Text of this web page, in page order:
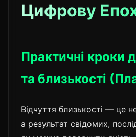
Цифрову
Практичні кроки
та близькості
Відчуття близькості — це
а результат свідомих,